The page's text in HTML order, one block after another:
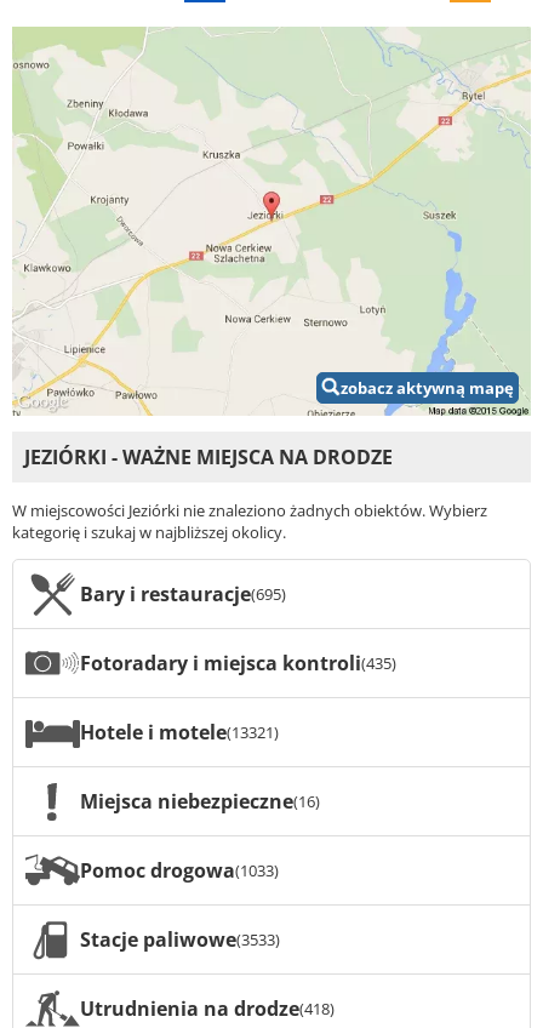
zobacz aktywną mapę
JEZIÓRKI - WAŻNE MIEJSCA NA DRODZE
W miejscowości Jeziórki nie znaleziono żadnych obiektów. Wybierz
kategorię i szukaj w najbliższej okolicy.
Bary i restauracje(695)
Fotoradary i miejsca kontroli(435)
Hotele i motele(13321)
Miejsca niebezpieczne(16)
Pomoc drogowa(1033)
Stacje paliwowe(3533)
Utrudnienia na drodze(418)